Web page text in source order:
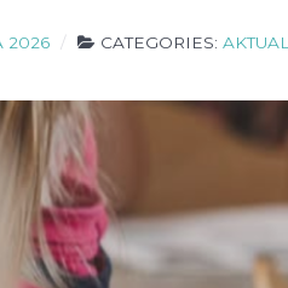
2026 CATEGORIES: